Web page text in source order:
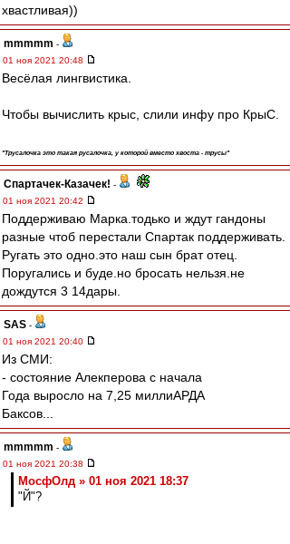
хвастливая))
mmmmm -
01 ноя 2021 20:48
Весёлая лингвистика.
Чтобы вычислить крыс, слили инфу про КрыС.
"Трусалочка это такая русалочка, у которой вместо хвоста - трусы"
Спартачек-Казачек! -
01 ноя 2021 20:42
Поддерживаю Марка.тодько и ждут гандоны
разные чтоб перестали Спартак поддерживать.
Ругать это одно.это наш сын брат отец.
Поругались и буде.но бросать нельзя.не
дождутся 3 14дары.
SAS -
01 ноя 2021 20:40
Из СМИ:
- состояние Алекперова с начала
Года выросло на 7,25 миллиАРДА
Баксов...
mmmmm -
01 ноя 2021 20:38
МосфОлд » 01 ноя 2021 18:37
"Й"?